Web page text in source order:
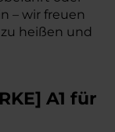
– wir freuen
heißen und
] A1 für